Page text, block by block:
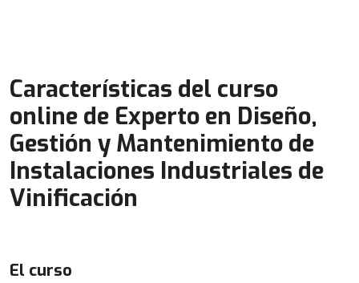
Características del curso
online de Experto en Diseño,
Gestión y Mantenimiento de
Instalaciones Industriales de
Vinificación
El curso